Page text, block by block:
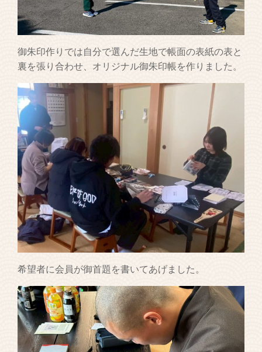
御朱印作りでは自分で選んだ生地で帳面の表紙の表と
裏を張り合わせ、オリジナル御朱印帳を作りました。
希望者に会員が御首題を書いてあげました。